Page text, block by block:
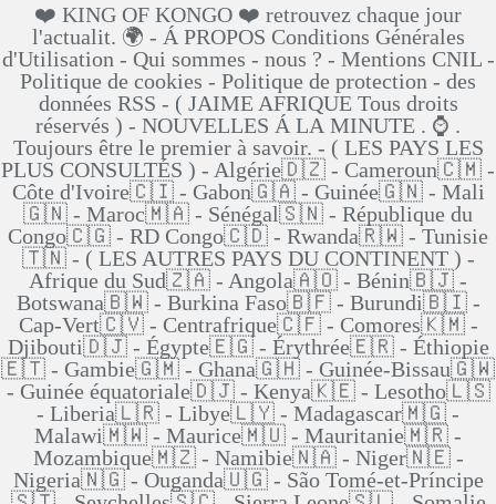
❤️ KING OF KONGO ❤️ retrouvez chaque jour
l'actualit. 🌍 - Á PROPOS Conditions Générales
d'Utilisation - Qui sommes - nous ? - Mentions CNIL -
Politique de cookies - Politique de protection - des
données RSS - ( JAIME AFRIQUE Tous droits
réservés ) - NOUVELLES Á LA MINUTE . ⌚ .
Toujours être le premier à savoir. - ( LES PAYS LES
PLUS CONSULTÉS ) - Algérie🇩🇿 - Cameroun🇨🇲 -
Côte d'Ivoire🇨🇮 - Gabon🇬🇦 - Guinée🇬🇳 - Mali
🇬🇳 - Maroc🇲🇦 - Sénégal🇸🇳 - République du
Congo🇨🇬 - RD Congo🇨🇩 - Rwanda🇷🇼 - Tunisie
🇹🇳 - ( LES AUTRES PAYS DU CONTINENT ) -
Afrique du Sud🇿🇦 - Angola🇦🇴 - Bénin🇧🇯 -
Botswana🇧🇼 - Burkina Faso🇧🇫 - Burundi🇧🇮 -
Cap-Vert🇨🇻 - Centrafrique🇨🇫 - Comores🇰🇲 -
Djibouti🇩🇯 - Égypte🇪🇬 - Érythrée🇪🇷 - Éthiopie
🇪🇹 - Gambie🇬🇲 - Ghana🇬🇭 - Guinée-Bissau🇬🇼
- Guinée équatoriale🇩🇯 - Kenya🇰🇪 - Lesotho🇱🇸
- Liberia🇱🇷 - Libye🇱🇾 - Madagascar🇲🇬 -
Malawi🇲🇼 - Maurice🇲🇺 - Mauritanie🇲🇷 -
Mozambique🇲🇿 - Namibie🇳🇦 - Niger🇳🇪 -
Nigeria🇳🇬 - Ouganda🇺🇬 - São Tomé-et-Príncipe